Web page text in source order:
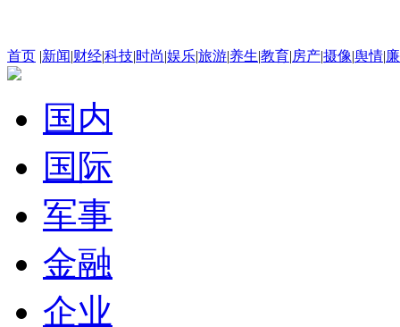
首页 |新闻|财经|科技|时尚|娱乐|旅游|养生|教育|房产|摄像|舆情|
国内
国际
军事
金融
企业